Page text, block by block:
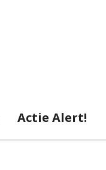
Actie Alert!